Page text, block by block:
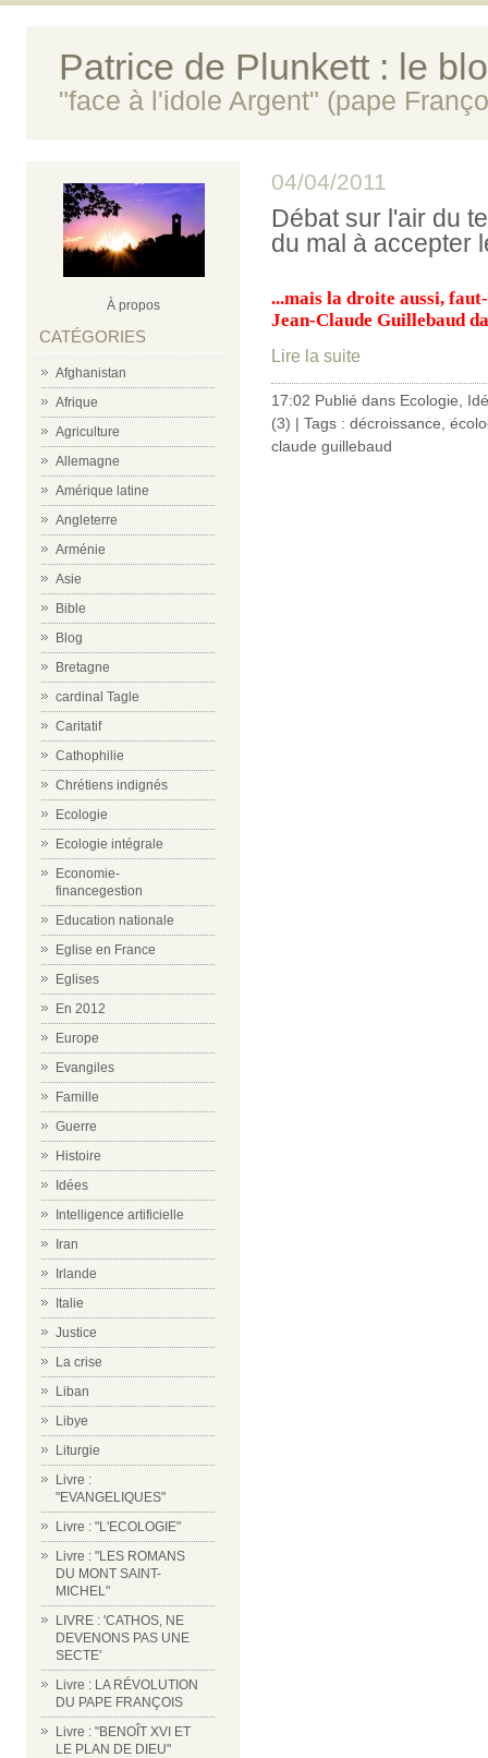
Patrice de Plunkett : le
"face à l'idole Argent" (pape
À propos
CATÉGORIES
Afghanistan
Afrique
Agriculture
Allemagne
Amérique latine
Angleterre
Arménie
Asie
Bible
Blog
Bretagne
cardinal Tagle
Caritatif
Cathophilie
Chrétiens indignés
Ecologie
Ecologie intégrale
Economie-
financegestion
Education nationale
Eglise en France
Eglises
En 2012
Europe
Evangiles
Famille
Guerre
Histoire
Idées
Intelligence artificielle
Iran
Irlande
Italie
Justice
La crise
Liban
Libye
Liturgie
Livre :
"EVANGELIQUES"
Livre : "L'ECOLOGIE"
Livre : "LES ROMANS
DU MONT SAINT-
MICHEL"
LIVRE : 'CATHOS, NE
DEVENONS PAS UNE
SECTE'
Livre : LA RÉVOLUTION
DU PAPE FRANÇOIS
Livre : "BENOÎT XVI ET
LE PLAN DE DIEU"
04/04/2011
Débat sur l'air du
du mal à accepter
...mais la droite aussi,
Jean-Claude Guillebaud
Lire la suite
17:02 Publié dans Ecologie
(3) | Tags : décroissance
claude guillebaud